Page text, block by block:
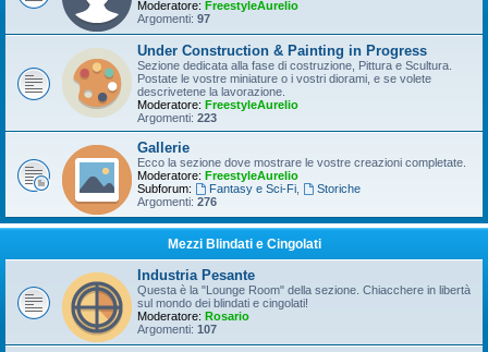
Moderatore: FreestyleAurelio
Argomenti: 97
Under Construction & Painting in Progress
Sezione dedicata alla fase di costruzione, Pittura e Scultura.
Postate le vostre miniature o i vostri diorami, e se volete
descrivetene la lavorazione.
Moderatore: FreestyleAurelio
Argomenti: 223
Gallerie
Ecco la sezione dove mostrare le vostre creazioni completate.
Moderatore: FreestyleAurelio
Subforum:
Fantasy e Sci-Fi,
Storiche
Argomenti: 276
Mezzi Blindati e Cingolati
Industria Pesante
Questa è la "Lounge Room" della sezione. Chiacchere in libertà
sul mondo dei blindati e cingolati!
Moderatore: Rosario
Argomenti: 107